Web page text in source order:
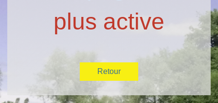
plus active
Retour